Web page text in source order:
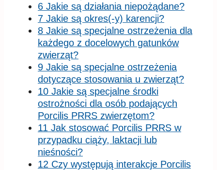
6 Jakie są działania niepożądane?
7 Jakie są okres(-y) karencji?
8 Jakie są specjalne ostrzeżenia dla
każdego z docelowych gatunków
zwierząt?
9 Jakie są specjalne ostrzeżenia
dotyczące stosowania u zwierząt?
10 Jakie są specjalne środki
ostrożności dla osób podających
Porcilis PRRS zwierzętom?
11 Jak stosować Porcilis PRRS w
przypadku ciąży, laktacji lub
nieśności?
12 Czy występują interakcje Porcilis